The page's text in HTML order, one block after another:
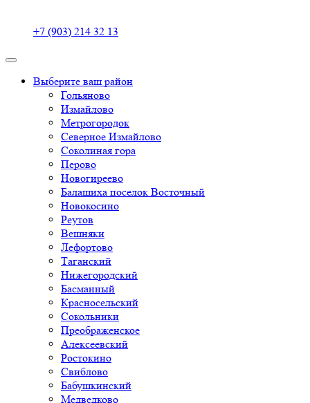
+7 (903) 214 32 13
Выберите ваш район
Гольяново
Измайлово
Метрогородок
Северное Измайлово
Соколиная гора
Перово
Новогиреево
Балашиха поселок Восточный
Новокосино
Реутов
Вешняки
Лефортово
Таганский
Нижегородский
Басманный
Красносельский
Сокольники
Преображенское
Алексеевский
Ростокино
Свиблово
Бабушкинский
Медведково